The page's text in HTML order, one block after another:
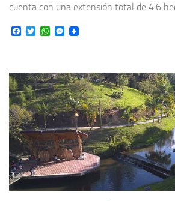
cuenta con una extensión total de 4.6
Facebook
TwitterWhatsApp
Messenger